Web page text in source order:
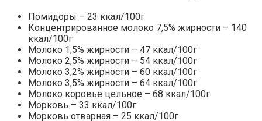
Помидоры – 23 ккал/100г
Концентрированное молоко 7,5% жирности – 140
ккал/100г
Молоко 1,5% жирности – 47 ккал/100г
Молоко 2,5% жирности – 54 ккал/100г
Молоко 3,2% жирности – 60 ккал/100г
Молоко 3,5% жирности – 64 ккал/100г
Молоко коровье цельное – 68 ккал/100г
Морковь – 33 ккал/100г
Морковь отварная – 25 ккал/100г